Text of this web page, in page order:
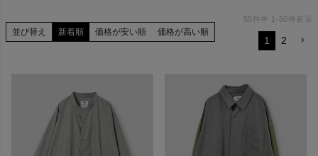
並び替え 新着順 価格が安い順 価格が高い順
55 件中 1 - 50件表示
1 2